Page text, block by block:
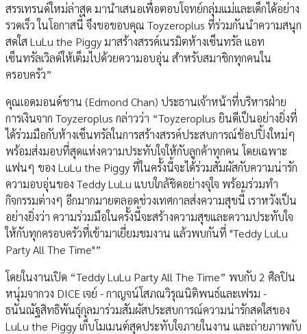
สรรเทรนด์ใหม่ล่าสุด มานำเสนอเพื่อตอบโจทย์กลุ่มแม่และเด็กได้อย่าง
รวดเร็ว ในโอกาสนี้ จึงขอขอบคุณ Toyzeroplus ที่ร่วมกันนำความสนุก
สดใส LuLu the Piggy มาสร้างสรรค์เนรมิตห้างเซ็นทรัล แอท
เซ็นทรัลเวิลด์ให้เต็มไปด้วยความอบอุ่น สำหรับสมาชิกทุกคนใน
ครอบครัว”
คุณเอดมอนด์ชาน (Edmond Chan) ประธานเจ้าหน้าที่บริหารฝ่าย
การเงินจาก Toyzeroplus กล่าวว่า “Toyzeroplus ยินดีเป็นอย่างยิ่งที่
ได้ร่วมมือกับห้างเซ็นทรัลในการสร้างสรรค์ประสบการณ์ช้อปปิ้งใหม่ๆ
พร้อมส่งมอบที่สุดแห่งความประทับใจให้กับลูกค้าทุกคน โดยเฉพาะ
แฟนๆ ของ LuLu the Piggy ที่ในครั้งนี้จะได้ร่วมสัมผัสกับความน่ารัก
ความอบอุ่นของ Teddy LuLu แบบใกล้ชิดอย่างจุใจ พร้อมร่วมทำ
กิจกรรมต่างๆ อีกมากมายตลอดช่วงเทศกาลส่งความสุขนี้ เราหวังเป็น
อย่างยิ่งว่า ความร่วมมือในครั้งนี้จะสร้างความสุขและความประทับใจ
ให้กับทุกครอบครัวที่เข้ามาเยี่ยมชมงาน แล้วพบกันที่ "Teddy LuLu
Party All The Time"”
โดยในงานเปิด “Teddy LuLu Party All The Time” พบกับ 2 ศิลปิน
หนุ่มจากวง DICE เจย์ - กาญจน์โสภณวิรุณนิติพนธ์และเฟรม -
ธนันณัฐสิทธิพันธุ์กุลมาร่วมสัมผัสประสบการณ์ความน่ารักสดใสของ
LuLu the Piggy เก็บโมเมนต์สุดประทับใจภายในงาน และถ่ายภาพกับ